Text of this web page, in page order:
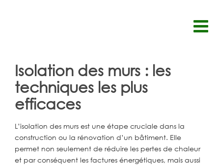
Isolation des murs : les
techniques les plus
efficaces
L’isolation des murs est une étape cruciale dans la
construction ou la rénovation d’un bâtiment. Elle
permet non seulement de réduire les pertes de chaleur
et par conséquent les factures énergétiques, mais aussi